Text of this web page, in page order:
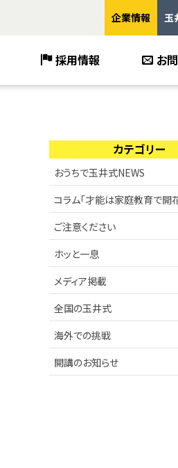
企業情報 玉
採用情報 お
カテゴリー
おうちで玉井式NEWS
コラム「才能は家庭教育で開
ご注意ください
ホッと一息
メディア掲載
全国の玉井式
海外での挑戦
開講のお知らせ